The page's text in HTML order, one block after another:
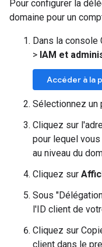
Pour configurer la
domaine pour un
Dans la console
> IAM et
Accéder à la
Sélectionnez un
Cliquez sur
pour lequel
au niveau du
Cliquez sur
Sous
l'ID client de
Cliquez sur
client dans le